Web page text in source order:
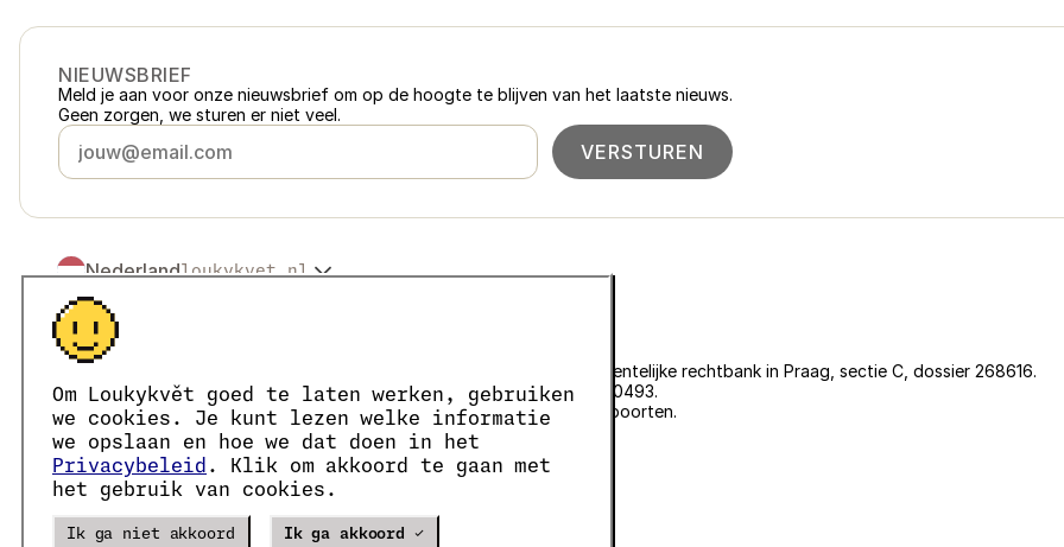
Om Loukykvět goed te laten werken, gebruiken
we cookies. Je kunt lezen welke informatie
we opslaan en hoe we dat doen in het
Privacybeleid . Klik om akkoord te gaan met
het gebruik van cookies.
Ik ga niet akkoord Ik ga akkoord ✓
NIEUWSBRIEF
Meld je aan voor onze nieuwsbrief om op de hoogte te blijven van het laatste nieuws.
Geen zorgen, we sturen er niet veel.
VERSTUREN
Nederlandloukykvet.nl
Česko
Slovensko
Polskaloukykvet.pl
Österreichloukykvet.at
Deutschlandloukykvet.de
Franceloukykvet.fr
Belgiëloukykvet.be
Danmarkloukykvet.dk
Eesti loukykvet.ee
© 2016 →
Loukykvět s.r.o. staat ingeschreven in het handelsregister van de gemeentelijke rechtbank in Praag, sectie C, dossier 268616.
We zijn aangesloten bij het EKO-KOM-systeem onder nummer EKF00180493.
Wij gebruiken registratienummer 0636 voor de afgifte van plantenpaspoorten.
Ons KvK-nummer is 05663687, btw-nummer is CZ05663687.
Het ID van de data box is eng827q.
Het EORI-nummer is CZ05663687.
Wij zijn btw-plichtig.
Verze20302 PRODUCTION